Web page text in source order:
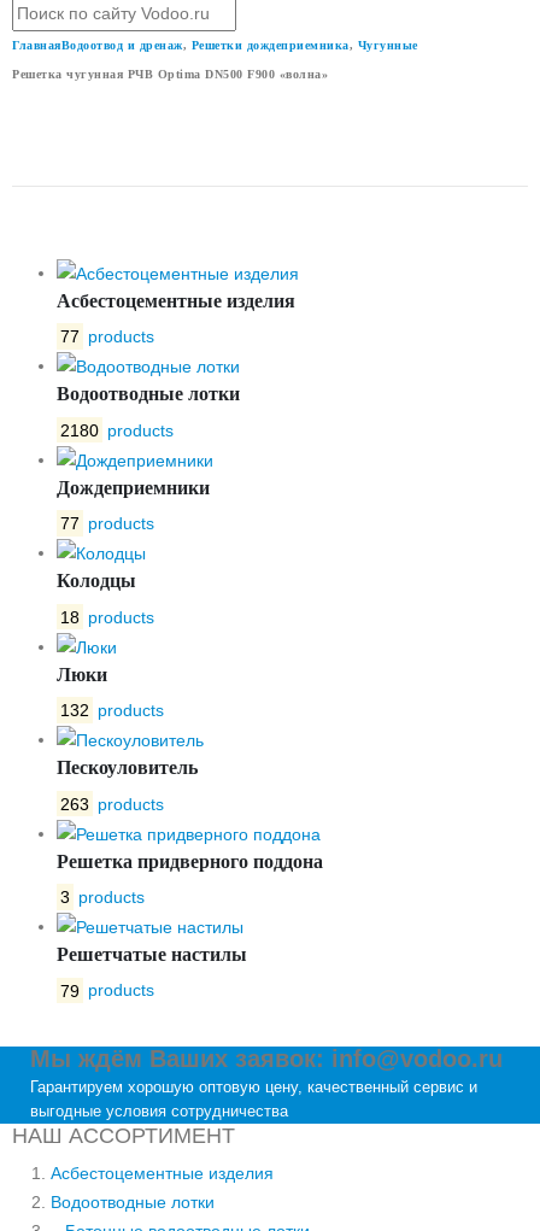
ГлавнаяВодоотвод и дренаж, Решетки дождеприемника, Чугунные
Решетка чугунная РЧВ Optima DN500 F900 «волна»
Асбестоцементные изделия
77 products
Водоотводные лотки
2180 products
Дождеприемники
77 products
Колодцы
18 products
Люки
132 products
Пескоуловитель
263 products
Решетка придверного поддона
3 products
Решетчатые настилы
79 products
Мы ждём Ваших заявок: info@vodoo.ru
Гарантируем хорошую оптовую цену, качественный сервис и
выгодные условия сотрудничества
НАШ АССОРТИМЕНТ
Асбестоцементные изделия
Водоотводные лотки